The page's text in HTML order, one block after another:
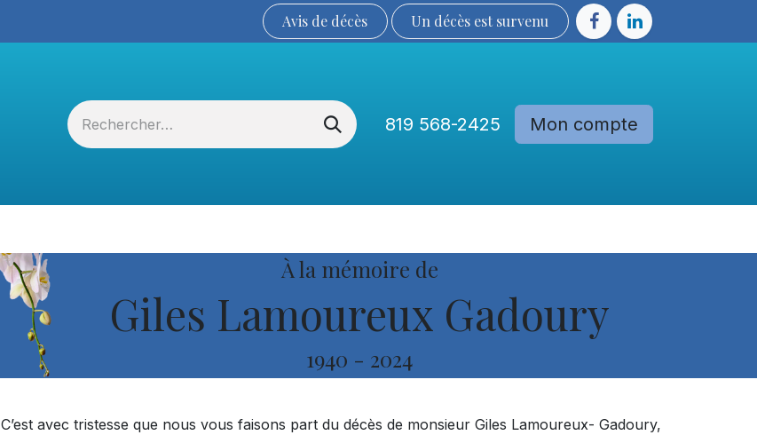
Avis de décès Un décès est sur​​​​​​​​ve​nu​​​​​​​​​​
819 568-2425 Mon compte
À la mémoire de
Giles Lamoureux Gadoury
1940 - 2024
C’est avec tristesse que nous vous faisons part du décès de monsieur Giles Lamoureux- Gadoury,